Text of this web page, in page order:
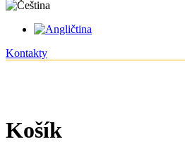
Kontakty
Košík